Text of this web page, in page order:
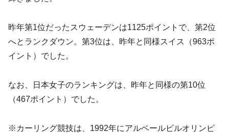
昨年第1位だったスウェーデンは1125ポイントで、第2位
へとランクダウン。第3位は、昨年と同様スイス（963ポ
イント）でした。
なお、日本女子のランキングは、昨年と同様の第10位
（467ポイント）でした。
※カーリング競技は、1992年にアルベールビルオリンピ